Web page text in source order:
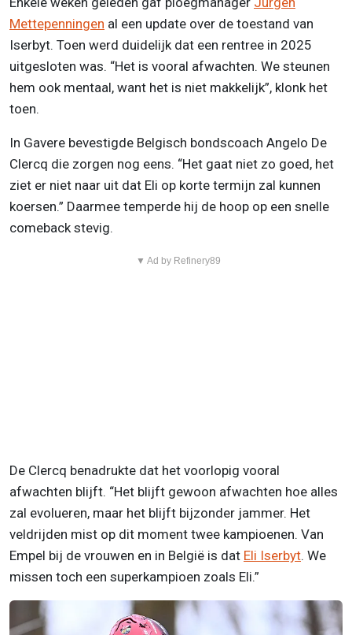
Mettepenningen al een update over de toestand van
Iserbyt. Toen werd duidelijk dat een rentree in 2025
uitgesloten was. “Het is vooral afwachten. We steunen
hem ook mentaal, want het is niet makkelijk”, klonk het
toen.
In Gavere bevestigde Belgisch bondscoach Angelo De
Clercq die zorgen nog eens. “Het gaat niet zo goed, het
ziet er niet naar uit dat Eli op korte termijn zal kunnen
koersen.” Daarmee temperde hij de hoop op een snelle
comeback stevig.
▼ Ad by Refinery89
De Clercq benadrukte dat het voorlopig vooral
afwachten blijft. “Het blijft gewoon afwachten hoe alles
zal evolueren, maar het blijft bijzonder jammer. Het
veldrijden mist op dit moment twee kampioenen. Van
Empel bij de vrouwen en in België is dat Eli Iserbyt. We
missen toch een superkampioen zoals Eli.”